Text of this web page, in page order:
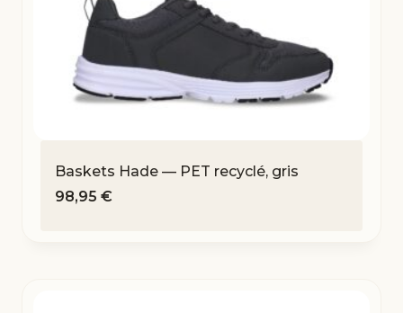
Baskets Hade — PET recyclé, gris
98,95 €